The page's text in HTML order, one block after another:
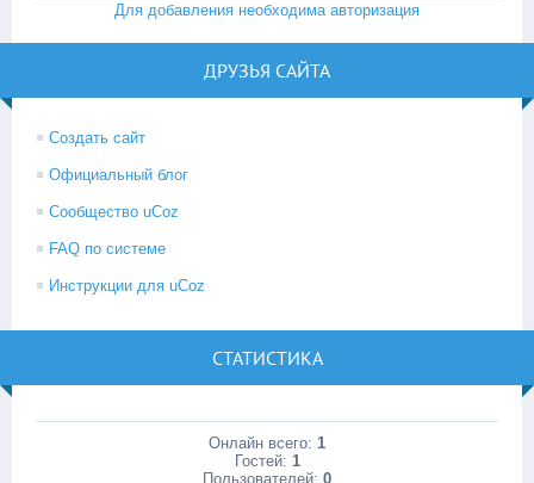
Для добавления необходима авторизация
ДРУЗЬЯ САЙТА
Создать сайт
Официальный блог
Сообщество uCoz
FAQ по системе
Инструкции для uCoz
СТАТИСТИКА
Онлайн всего: 1
Гостей: 1
Пользователей: 0